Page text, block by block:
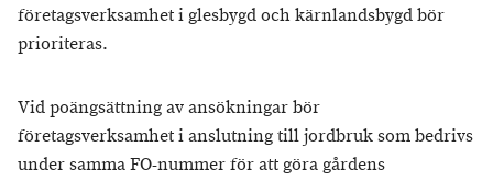
företagsverksamhet i glesbygd och kärnlandsbygd bör
prioriteras.
Vid poängsättning av ansökningar bör
företagsverksamhet i anslutning till jordbruk som bedrivs
under samma FO-nummer för att göra gårdens